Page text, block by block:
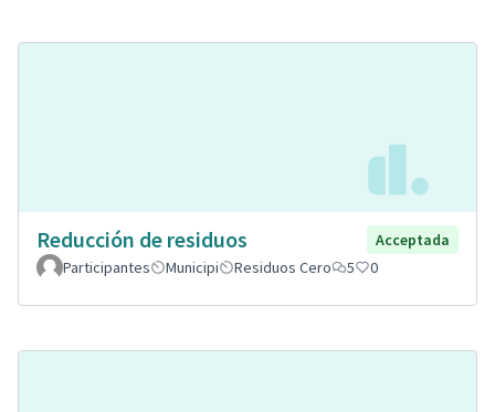
Reducción de residuos
Acceptada
Participantes
Municipi Residuos Cero 5 0